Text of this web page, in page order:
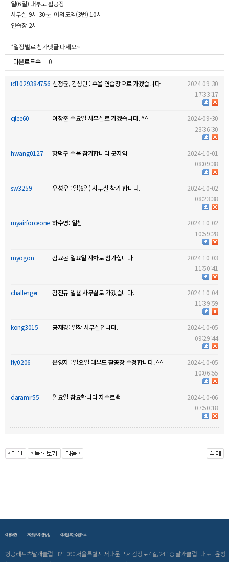
일(6일) 대부도 활공장
사무실 9시 30분 여의도역(3번) 10시
연습장 2시
*일정별로 참가댓글 다세요~
다운로드수
0
id1029384756 신정균, 김성민 : 수욜 연습장으로 가겠습니다
2024-09-30
17:33:17
cjlee60 이창준 수요일 사무실로 가겠습니다. ^^
2024-09-30
23:36:30
hwang0127 황덕구 수욜 참가합니다 군자역
2024-10-01
08:09:38
sw3259 유성우 : 일(6일) 사무실 참가 합니다.
2024-10-02
08:23:38
myairforceone 하수영: 일참
2024-10-02
10:59:28
myogon 김묘곤 일요일 자차로 참가합니다
2024-10-03
11:50:41
challenger 김진규 일욜 사무실로 가겠습니다.
2024-10-04
11:39:59
kong3015 공재경: 일참 사무실입니다.
2024-10-05
09:29:44
fly0206 운영자 : 일요일 대부도 활공장 수정합니다. ^^
2024-10-05
10:06:55
daramir55 일요일 참요합니다 자수르백
2024-10-06
07:50:18
이용약관 개인정보취급방침 이메일무단수집거부
항공레포츠날개클럽 121-090 서울특별시 서대문구 세검정로 4길, 24 1층 날개클럽 대표 : 윤청